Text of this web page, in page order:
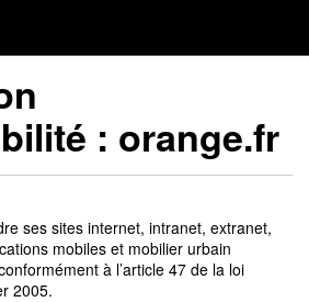
: orange.fr
ses sites internet, intranet, extranet,
mobiles et mobilier urbain
à l’article 47 de la loi
2005.